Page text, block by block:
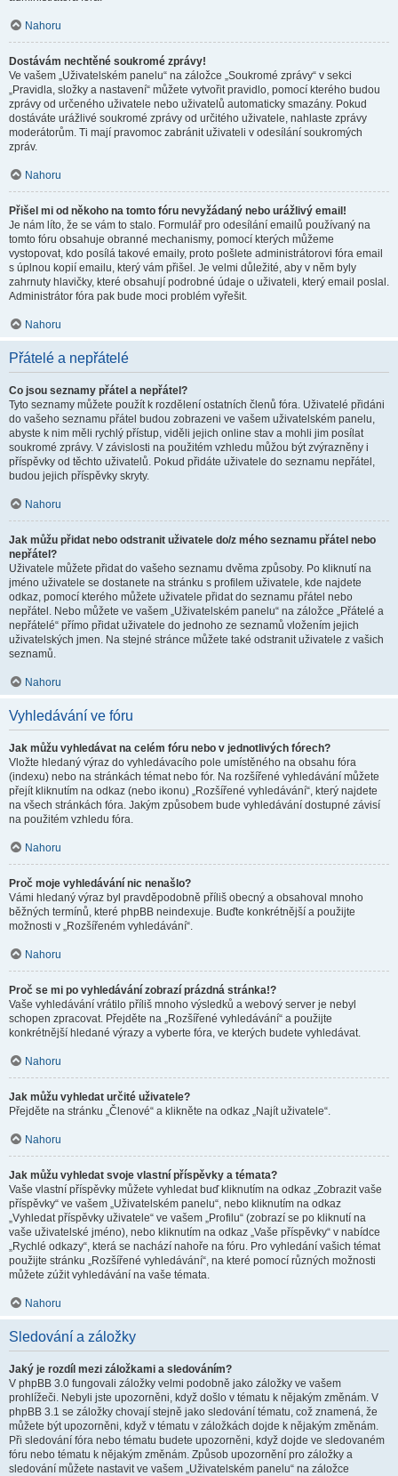
Nahoru
Dostávám nechtěné soukromé zprávy!
Ve vašem „Uživatelském panelu“ na záložce „Soukromé zprávy“ v sekci
„Pravidla, složky a nastavení“ můžete vytvořit pravidlo, pomocí kterého budou
zprávy od určeného uživatele nebo uživatelů automaticky smazány. Pokud
dostáváte urážlivé soukromé zprávy od určitého uživatele, nahlaste zprávy
moderátorům. Ti mají pravomoc zabránit uživateli v odesílání soukromých
zpráv.
Nahoru
Přišel mi od někoho na tomto fóru nevyžádaný nebo urážlivý email!
Je nám líto, že se vám to stalo. Formulář pro odesílání emailů používaný na
tomto fóru obsahuje obranné mechanismy, pomocí kterých můžeme
vystopovat, kdo posílá takové emaily, proto pošlete administrátorovi fóra email
s úplnou kopií emailu, který vám přišel. Je velmi důležité, aby v něm byly
zahrnuty hlavičky, které obsahují podrobné údaje o uživateli, který email poslal.
Administrátor fóra pak bude moci problém vyřešit.
Nahoru
Přátelé a nepřátelé
Co jsou seznamy přátel a nepřátel?
Tyto seznamy můžete použít k rozdělení ostatních členů fóra. Uživatelé přidáni
do vašeho seznamu přátel budou zobrazeni ve vašem uživatelském panelu,
abyste k nim měli rychlý přístup, viděli jejich online stav a mohli jim posílat
soukromé zprávy. V závislosti na použitém vzhledu můžou být zvýrazněny i
příspěvky od těchto uživatelů. Pokud přidáte uživatele do seznamu nepřátel,
budou jejich příspěvky skryty.
Nahoru
Jak můžu přidat nebo odstranit uživatele do/z mého seznamu přátel nebo
nepřátel?
Uživatele můžete přidat do vašeho seznamu dvěma způsoby. Po kliknutí na
jméno uživatele se dostanete na stránku s profilem uživatele, kde najdete
odkaz, pomocí kterého můžete uživatele přidat do seznamu přátel nebo
nepřátel. Nebo můžete ve vašem „Uživatelském panelu“ na záložce „Přátelé a
nepřátelé“ přímo přidat uživatele do jednoho ze seznamů vložením jejich
uživatelských jmen. Na stejné stránce můžete také odstranit uživatele z vašich
seznamů.
Nahoru
Vyhledávání ve fóru
Jak můžu vyhledávat na celém fóru nebo v jednotlivých fórech?
Vložte hledaný výraz do vyhledávacího pole umístěného na obsahu fóra
(indexu) nebo na stránkách témat nebo fór. Na rozšířené vyhledávání můžete
přejít kliknutím na odkaz (nebo ikonu) „Rozšířené vyhledávání“, který najdete
na všech stránkách fóra. Jakým způsobem bude vyhledávání dostupné závisí
na použitém vzhledu fóra.
Nahoru
Proč moje vyhledávání nic nenašlo?
Vámi hledaný výraz byl pravděpodobně příliš obecný a obsahoval mnoho
běžných termínů, které phpBB neindexuje. Buďte konkrétnější a použijte
možnosti v „Rozšířeném vyhledávání“.
Nahoru
Proč se mi po vyhledávání zobrazí prázdná stránka!?
Vaše vyhledávání vrátilo příliš mnoho výsledků a webový server je nebyl
schopen zpracovat. Přejděte na „Rozšířené vyhledávání“ a použijte
konkrétnější hledané výrazy a vyberte fóra, ve kterých budete vyhledávat.
Nahoru
Jak můžu vyhledat určité uživatele?
Přejděte na stránku „Členové“ a klikněte na odkaz „Najít uživatele“.
Nahoru
Jak můžu vyhledat svoje vlastní příspěvky a témata?
Vaše vlastní příspěvky můžete vyhledat buď kliknutím na odkaz „Zobrazit vaše
příspěvky“ ve vašem „Uživatelském panelu“, nebo kliknutím na odkaz
„Vyhledat příspěvky uživatele“ ve vašem „Profilu“ (zobrazí se po kliknutí na
vaše uživatelské jméno), nebo kliknutím na odkaz „Vaše příspěvky“ v nabídce
„Rychlé odkazy“, která se nachází nahoře na fóru. Pro vyhledání vašich témat
použijte stránku „Rozšířené vyhledávání“, na které pomocí různých možnosti
můžete zúžit vyhledávání na vaše témata.
Nahoru
Sledování a záložky
Jaký je rozdíl mezi záložkami a sledováním?
V phpBB 3.0 fungovali záložky velmi podobně jako záložky ve vašem
prohlížeči. Nebyli jste upozorněni, když došlo v tématu k nějakým změnám. V
phpBB 3.1 se záložky chovají stejně jako sledování tématu, což znamená, že
můžete být upozorněni, když v tématu v záložkách dojde k nějakým změnám.
Při sledování fóra nebo tématu budete upozorněni, když dojde ve sledovaném
fóru nebo tématu k nějakým změnám. Způsob upozornění pro záložky a
sledování můžete nastavit ve vašem „Uživatelském panelu“ na záložce